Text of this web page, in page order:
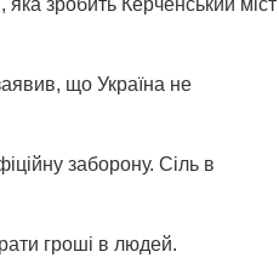
зробить Керченський міст
що Україна не
заборону. Сіль в
гроші в людей.